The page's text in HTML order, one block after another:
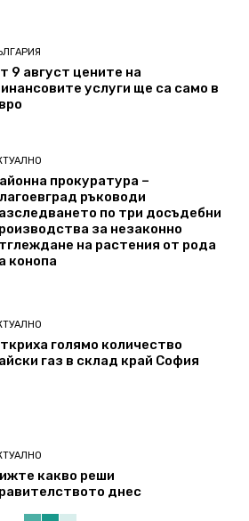
9 август цените на
услуги ще са само в
прокуратура –
ръководи
по три досъдебни
за незаконно
на растения от рода
конопа
голямо количество
газ в склад край София
какво реши
днес